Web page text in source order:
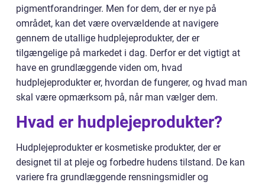
pigmentforandringer. Men for dem, der er nye på
området, kan det være overvældende at navigere
gennem de utallige hudplejeprodukter, der er
tilgængelige på markedet i dag. Derfor er det vigtigt at
have en grundlæggende viden om, hvad
hudplejeprodukter er, hvordan de fungerer, og hvad man
skal være opmærksom på, når man vælger dem.
Hvad er hudplejeprodukter?
Hudplejeprodukter er kosmetiske produkter, der er
designet til at pleje og forbedre hudens tilstand. De kan
variere fra grundlæggende rensningsmidler og